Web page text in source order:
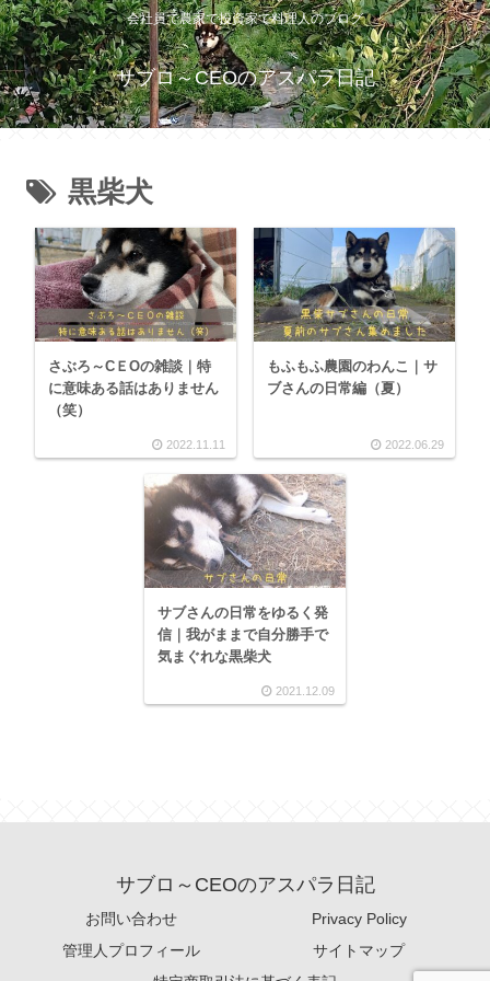
会社員で農家で投資家で料理人のブログ
サブロ～CEOのアスパラ日記
黒柴犬
さぶろ～CＥОの雑談｜特
に意味ある話はありません
（笑）
2022.11.11
もふもふ農園のわんこ｜サ
ブさんの日常編（夏）
2022.06.29
サブさんの日常をゆるく発
信｜我がままで自分勝手で
気まぐれな黒柴犬
2021.12.09
サブロ～CEOのアスパラ日記
お問い合わせ
Privacy Policy
管理人プロフィール
サイトマップ